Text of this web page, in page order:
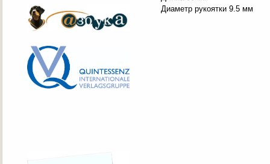
Диаметр рукоятки 9.5 мм